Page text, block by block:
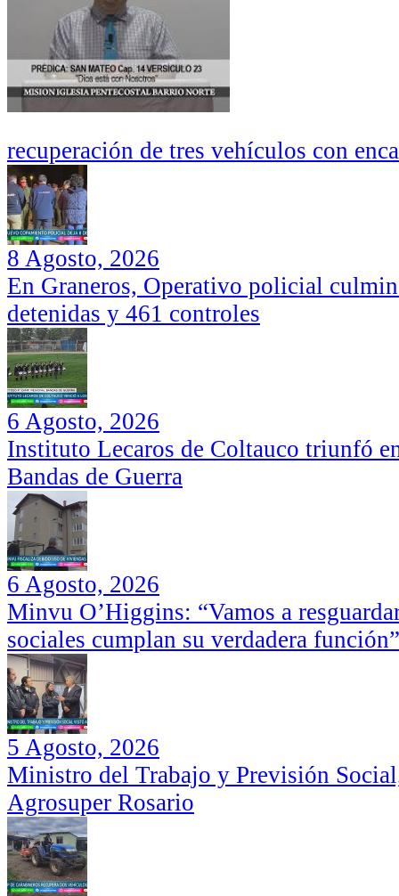
recuperación de tres vehículos con
8 Agosto, 2026
En Graneros, Operativo policial
detenidas y 461 controles
6 Agosto, 2026
Instituto Lecaros de Coltauco triunfó
Bandas de Guerra
6 Agosto, 2026
Minvu O’Higgins: “Vamos a
sociales cumplan su verdadera función”
5 Agosto, 2026
Ministro del Trabajo y Previsión
Agrosuper Rosario